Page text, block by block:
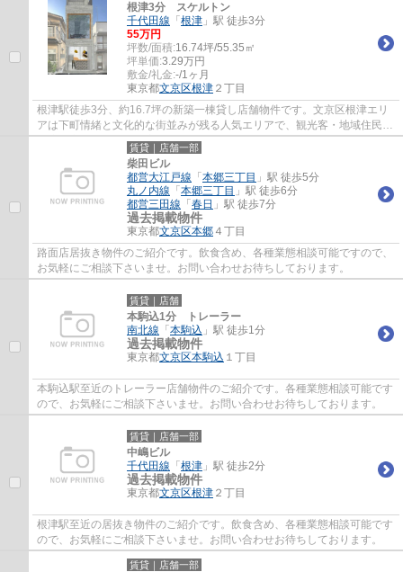
根津3分 スケルトン
千代田線 「 根津 」駅 徒歩3分
55万円
坪数/面積:16.74坪/55.35㎡
坪単価:3.29万円
敷金/礼金:-/1ヶ月
東京都文京区根津 ２丁目
根津駅徒歩3分、約16.7坪の新築一棟貸し店舗物件です。文京区根津エリ
アは下町情緒と文化的な街並みが残る人気エリアで、観光客・地域住民・
感度の高い来街者の集客が期待できます。20...
賃貸｜店舗一部
柴田ビル
都営大江戸線 「 本郷三丁目 」駅 徒歩5分
丸ノ内線 「 本郷三丁目 」駅 徒歩6分
都営三田線 「 春日 」駅 徒歩7分
過去掲載物件
東京都文京区本郷 ４丁目
路面店居抜き物件のご紹介です。飲食含め、各種業態相談可能ですので、
お気軽にご相談下さいませ。お問い合わせお待ちしております。
賃貸｜店舗
本駒込1分 トレーラー
南北線 「 本駒込 」駅 徒歩1分
過去掲載物件
東京都文京区本駒込 １丁目
本駒込駅至近のトレーラー店舗物件のご紹介です。各種業態相談可能です
ので、お気軽にご相談下さいませ。お問い合わせお待ちしております。
賃貸｜店舗一部
中嶋ビル
千代田線 「 根津 」駅 徒歩2分
過去掲載物件
東京都文京区根津 ２丁目
根津駅至近の居抜き物件のご紹介です。飲食含め、各種業態相談可能です
ので、お気軽にご相談下さいませ。お問い合わせお待ちしております。
賃貸｜店舗一部